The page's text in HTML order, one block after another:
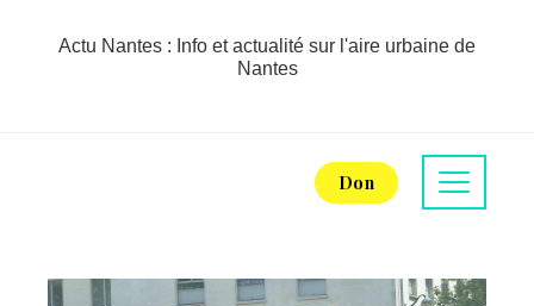
Actu Nantes : Info et actualité sur l'aire urbaine de
Nantes
Don